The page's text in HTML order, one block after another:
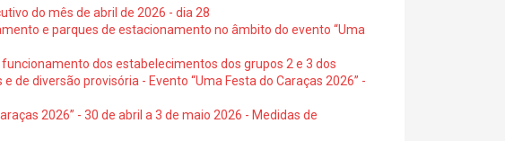
do mês de abril de 2026 - dia 28
e parques de estacionamento no âmbito do evento “Uma
dos estabelecimentos dos grupos 2 e 3 dos
de diversão provisória - Evento “Uma Festa do Caraças 2026” -
2026” - 30 de abril a 3 de maio 2026 - Medidas de